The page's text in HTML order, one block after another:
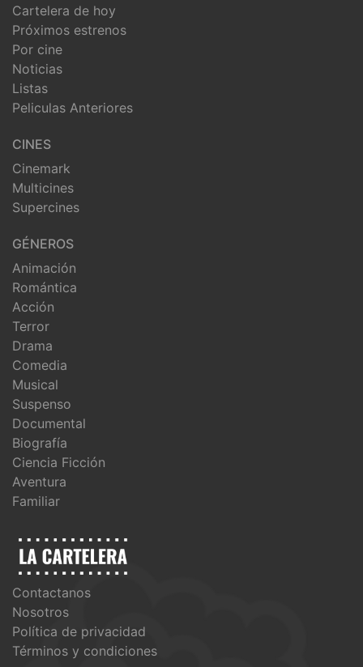
Cartelera de hoy
Próximos estrenos
Por cine
Noticias
Listas
Peliculas Anteriores
CINES
Cinemark
Multicines
Supercines
GÉNEROS
Animación
Romántica
Acción
Terror
Drama
Comedia
Musical
Suspenso
Documental
Biografía
Ciencia Ficción
Aventura
Familiar
Contactanos
Nosotros
Política de privacidad
Términos y condiciones